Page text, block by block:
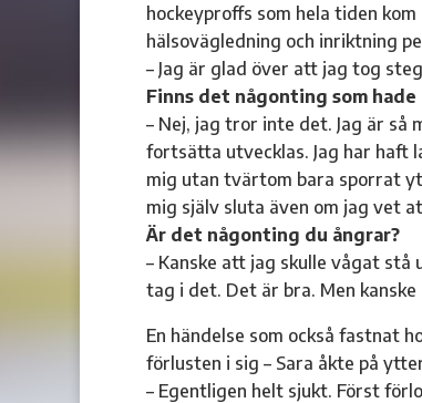
hockeyproffs som hela tiden
hälsovägledning och inriktning
– Jag är glad över att jag tog
Finns det någonting som
– Nej, jag tror inte det. Jag är
fortsätta utvecklas. Jag har haft
mig utan tvärtom bara sporrat
mig själv sluta även om jag vet
Är det någonting du ångrar?
– Kanske att jag skulle vågat
tag i det. Det är bra. Men
En händelse som också fastnat
förlusten i sig – Sara åkte på
– Egentligen helt sjukt. Först